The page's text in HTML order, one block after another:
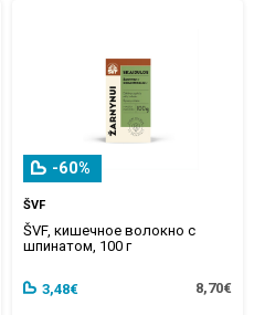
-60%
ŠVF
ŠVF, кишечное волокно с
шпинатом, 100 г
3,48€ 8,70€